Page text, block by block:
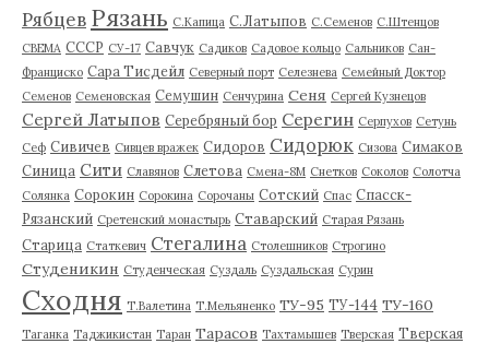
Рябцев Рязань С.Капица С.Латыпов С.Семенов С.Штенцов
СВЕМА СССР СУ-17 Савчук Садиков Садовое кольцо Сальников Сан-
Франциско Сара Тисдейл Северный порт Селезнева Семейный Доктор
Семенов Семеновская Семушин Сенчурина Сеня Сергей Кузнецов
Сергей Латыпов Серебряный бор Серегин Серпухов Сетунь
Сеф Сивичев Сивцев вражек Сидоров Сидорюк Сизова Симаков
Синица Сити Славянов Слетова Смена-8М Снетков Соколов Солотча
Солянка Сорокин Сорокина Сорочаны Сотский Спас Спасск-
Рязанский Сретенский монастырь Ставарский Старая Рязань
Старица Статкевич Стегалина Столешников Строгино
Студеникин Студенческая Суздаль Суздальская Сурин
Сходня Т.Валетина Т.Мельяненко ТУ-95 ТУ-144 ТУ-160
Таганка Таджикистан Таран Тарасов Тахтамышев Тверская Тверская